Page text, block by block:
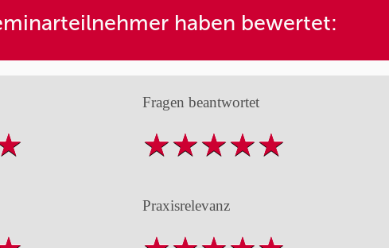
haben bewertet:
Fragen beantwortet
Praxisrelevanz